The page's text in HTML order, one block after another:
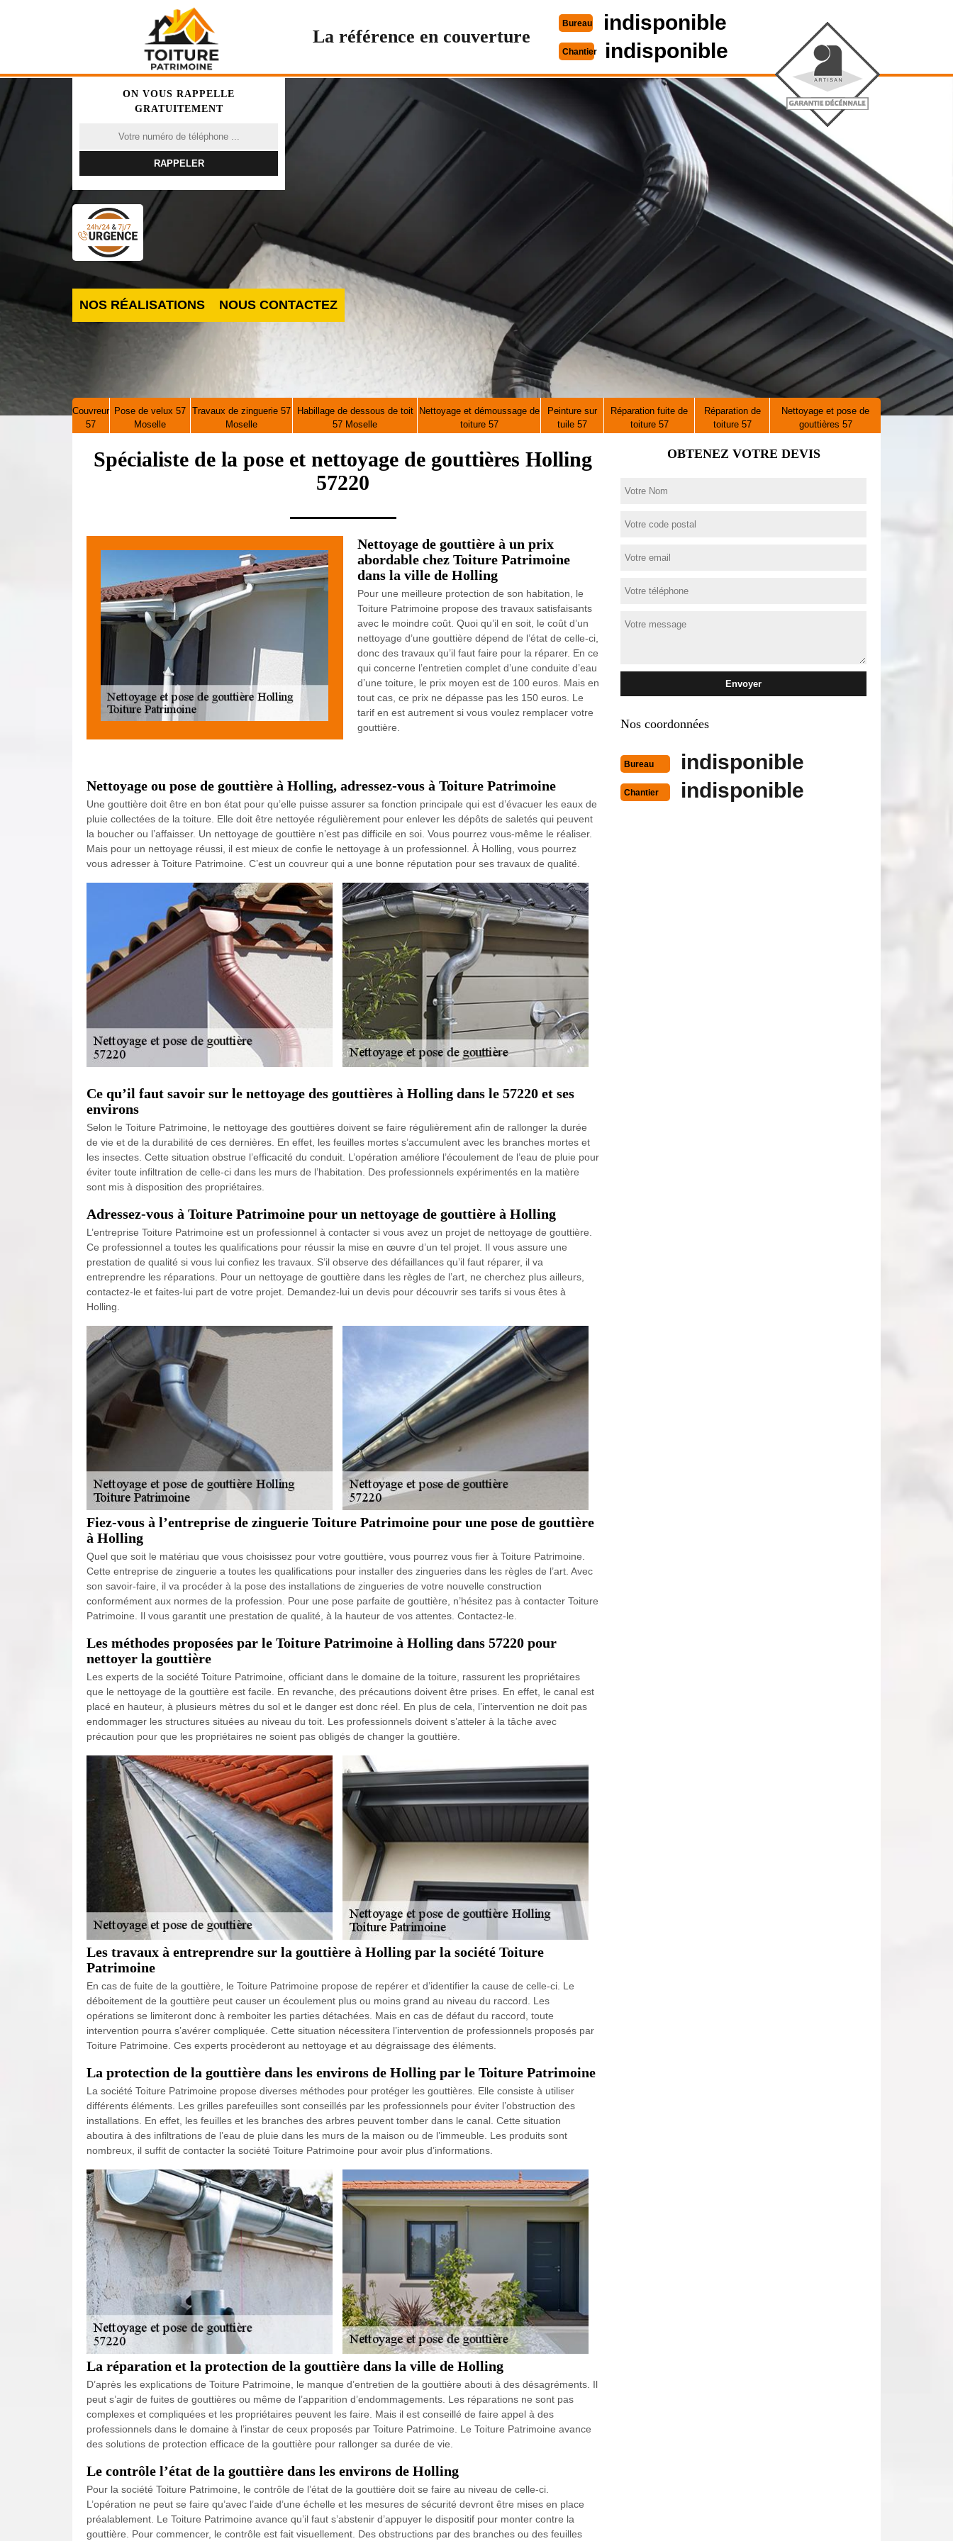
La référence en couverture
Bureau indisponible
Chantier indisponible
ON VOUS RAPPELLE
GRATUITEMENT
NOS RÉALISATIONS NOUS CONTACTEZ
Couvreur
57
Pose de velux 57
Moselle
Travaux de zinguerie 57
Moselle
Habillage de dessous de toit
57 Moselle
Nettoyage et démoussage de
toiture 57
Peinture sur
tuile 57
Réparation fuite de
toiture 57
Réparation de
toiture 57
Nettoyage et pose de
gouttières 57
Spécialiste de la pose et nettoyage de gouttières Holling
57220
Nettoyage de gouttière à un prix
abordable chez Toiture Patrimoine
dans la ville de Holling
Pour une meilleure protection de son habitation, le
Toiture Patrimoine propose des travaux satisfaisants
avec le moindre coût. Quoi qu’il en soit, le coût d’un
nettoyage d’une gouttière dépend de l’état de celle-ci,
donc des travaux qu’il faut faire pour la réparer. En ce
qui concerne l’entretien complet d’une conduite d’eau
d’une toiture, le prix moyen est de 100 euros. Mais en
tout cas, ce prix ne dépasse pas les 150 euros. Le
tarif en est autrement si vous voulez remplacer votre
gouttière.
Nettoyage ou pose de gouttière à Holling, adressez-vous à Toiture Patrimoine
Une gouttière doit être en bon état pour qu’elle puisse assurer sa fonction principale qui est d’évacuer les eaux de
pluie collectées de la toiture. Elle doit être nettoyée régulièrement pour enlever les dépôts de saletés qui peuvent
la boucher ou l’affaisser. Un nettoyage de gouttière n’est pas difficile en soi. Vous pourrez vous-même le réaliser.
Mais pour un nettoyage réussi, il est mieux de confie le nettoyage à un professionnel. À Holling, vous pourrez
vous adresser à Toiture Patrimoine. C’est un couvreur qui a une bonne réputation pour ses travaux de qualité.
Ce qu’il faut savoir sur le nettoyage des gouttières à Holling dans le 57220 et ses
environs
Selon le Toiture Patrimoine, le nettoyage des gouttières doivent se faire régulièrement afin de rallonger la durée
de vie et de la durabilité de ces dernières. En effet, les feuilles mortes s’accumulent avec les branches mortes et
les insectes. Cette situation obstrue l’efficacité du conduit. L’opération améliore l’écoulement de l’eau de pluie pour
éviter toute infiltration de celle-ci dans les murs de l’habitation. Des professionnels expérimentés en la matière
sont mis à disposition des propriétaires.
Adressez-vous à Toiture Patrimoine pour un nettoyage de gouttière à Holling
L’entreprise Toiture Patrimoine est un professionnel à contacter si vous avez un projet de nettoyage de gouttière.
Ce professionnel a toutes les qualifications pour réussir la mise en œuvre d’un tel projet. Il vous assure une
prestation de qualité si vous lui confiez les travaux. S’il observe des défaillances qu’il faut réparer, il va
entreprendre les réparations. Pour un nettoyage de gouttière dans les règles de l’art, ne cherchez plus ailleurs,
contactez-le et faites-lui part de votre projet. Demandez-lui un devis pour découvrir ses tarifs si vous êtes à
Holling.
Fiez-vous à l’entreprise de zinguerie Toiture Patrimoine pour une pose de gouttière
à Holling
Quel que soit le matériau que vous choisissez pour votre gouttière, vous pourrez vous fier à Toiture Patrimoine.
Cette entreprise de zinguerie a toutes les qualifications pour installer des zingueries dans les règles de l’art. Avec
son savoir-faire, il va procéder à la pose des installations de zingueries de votre nouvelle construction
conformément aux normes de la profession. Pour une pose parfaite de gouttière, n’hésitez pas à contacter Toiture
Patrimoine. Il vous garantit une prestation de qualité, à la hauteur de vos attentes. Contactez-le.
Les méthodes proposées par le Toiture Patrimoine à Holling dans 57220 pour
nettoyer la gouttière
Les experts de la société Toiture Patrimoine, officiant dans le domaine de la toiture, rassurent les propriétaires
que le nettoyage de la gouttière est facile. En revanche, des précautions doivent être prises. En effet, le canal est
placé en hauteur, à plusieurs mètres du sol et le danger est donc réel. En plus de cela, l’intervention ne doit pas
endommager les structures situées au niveau du toit. Les professionnels doivent s’atteler à la tâche avec
précaution pour que les propriétaires ne soient pas obligés de changer la gouttière.
Les travaux à entreprendre sur la gouttière à Holling par la société Toiture
Patrimoine
En cas de fuite de la gouttière, le Toiture Patrimoine propose de repérer et d’identifier la cause de celle-ci. Le
déboitement de la gouttière peut causer un écoulement plus ou moins grand au niveau du raccord. Les
opérations se limiteront donc à remboiter les parties détachées. Mais en cas de défaut du raccord, toute
intervention pourra s’avérer compliquée. Cette situation nécessitera l’intervention de professionnels proposés par
Toiture Patrimoine. Ces experts procèderont au nettoyage et au dégraissage des éléments.
La protection de la gouttière dans les environs de Holling par le Toiture Patrimoine
La société Toiture Patrimoine propose diverses méthodes pour protéger les gouttières. Elle consiste à utiliser
différents éléments. Les grilles parefeuilles sont conseillés par les professionnels pour éviter l’obstruction des
installations. En effet, les feuilles et les branches des arbres peuvent tomber dans le canal. Cette situation
aboutira à des infiltrations de l’eau de pluie dans les murs de la maison ou de l’immeuble. Les produits sont
nombreux, il suffit de contacter la société Toiture Patrimoine pour avoir plus d’informations.
La réparation et la protection de la gouttière dans la ville de Holling
D’après les explications de Toiture Patrimoine, le manque d’entretien de la gouttière abouti à des désagréments. Il
peut s’agir de fuites de gouttières ou même de l’apparition d’endommagements. Les réparations ne sont pas
complexes et compliquées et les propriétaires peuvent les faire. Mais il est conseillé de faire appel à des
professionnels dans le domaine à l’instar de ceux proposés par Toiture Patrimoine. Le Toiture Patrimoine avance
des solutions de protection efficace de la gouttière pour rallonger sa durée de vie.
Le contrôle l’état de la gouttière dans les environs de Holling
Pour la société Toiture Patrimoine, le contrôle de l’état de la gouttière doit se faire au niveau de celle-ci.
L’opération ne peut se faire qu’avec l’aide d’une échelle et les mesures de sécurité devront être mises en place
préalablement. Le Toiture Patrimoine avance qu’il faut s’abstenir d’appuyer le dispositif pour monter contre la
gouttière. Pour commencer, le contrôle est fait visuellement. Des obstructions par des branches ou des feuilles
OBTENEZ VOTRE DEVIS
Nos coordonnées
Bureau indisponible
Chantier indisponible